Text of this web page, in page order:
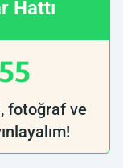
Hattı
fotoğraf ve